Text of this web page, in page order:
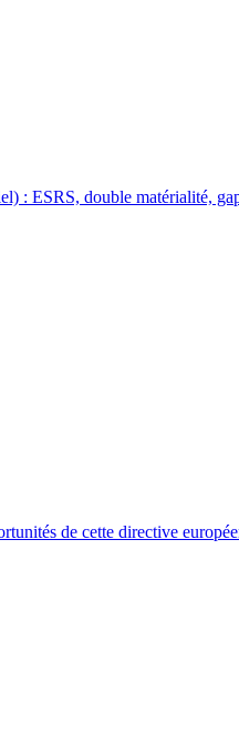
: ESRS, double matérialité,
de cette directive